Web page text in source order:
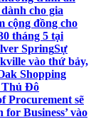
cho gia
cộng đồng cho
tháng 5 tại
SpringSự
vào thứ bảy,
Shopping
Thủ Đô
Procurement sẽ
Business’ vào